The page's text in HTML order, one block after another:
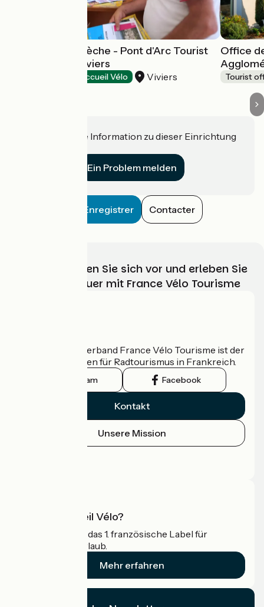
Gorges de l'Ardèche - Pont d'Arc Tourist
Information - Viviers
Accueil Vélo Viviers
Office
Tourist
Haben Sie eine Information zu dieser Einrichtung
Ein Problem melden
Enregistrer Contacter
Wählen, bereiten Sie sich vor und erleben Sie
Ihr Radabenteuer mit France Vélo Tourisme
Der nationale Verband France Vélo Tourisme ist der
offizielle Leitfaden für Radtourismus in Frankreich.
Instagram Facebook
Kontakt
Unsere Mission
Was ist Accueil Vélo?
Accueil Vélo ist das 1. französische Label für
Radfahrer im Urlaub.
Mehr erfahren